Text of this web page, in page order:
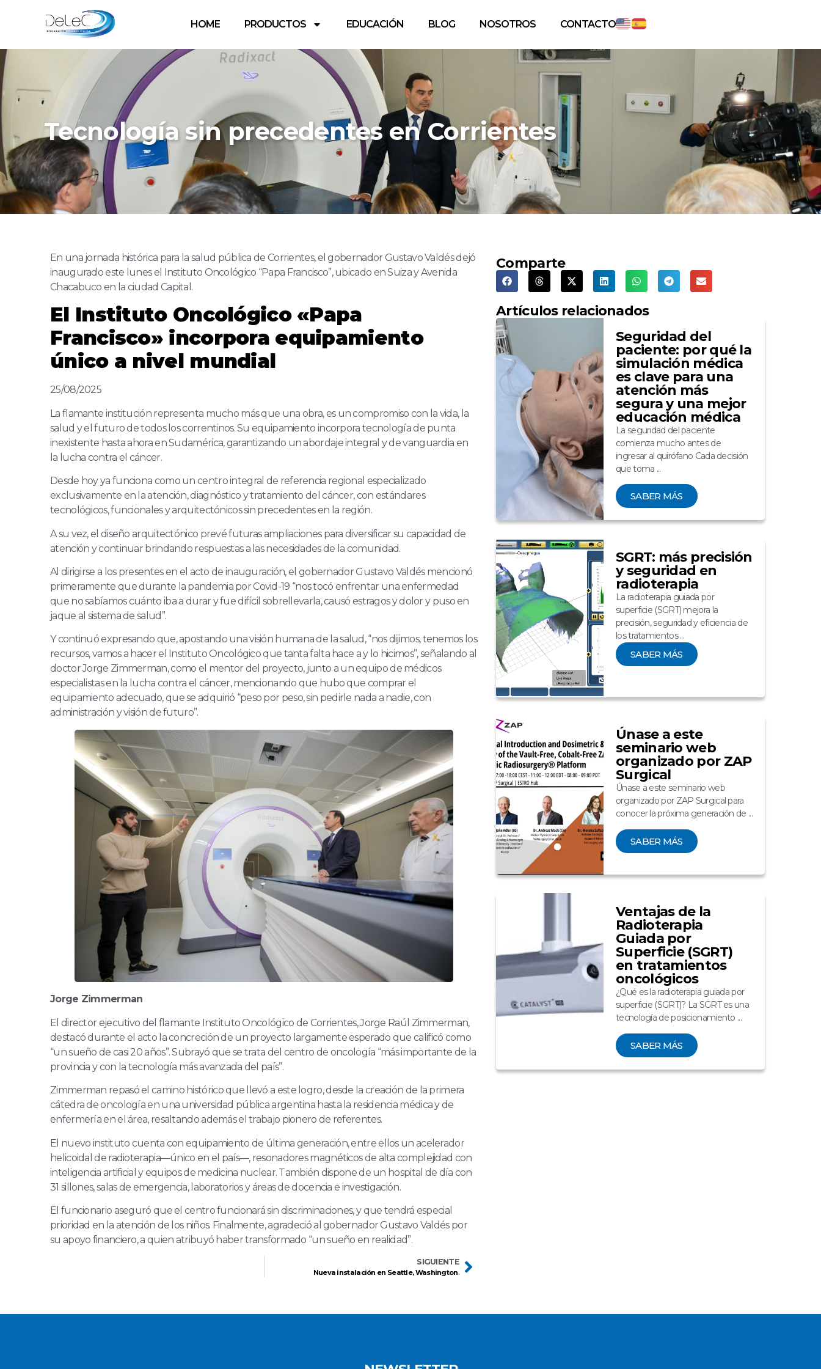
HOME PRODUCTOS EDUCACIÓN BLOG NOSOTROS CONTACTO
Tecnología sin precedentes en Corrientes
En una jornada histórica para la salud pública de Corrientes, el gobernador Gustavo Valdés dejó
inaugurado este lunes el Instituto Oncológico “Papa Francisco”, ubicado en Suiza y Avenida
Chacabuco en la ciudad Capital.
El Instituto Oncológico «Papa
Francisco» incorpora equipamiento
único a nivel mundial
25/08/2025
La flamante institución representa mucho más que una obra, es un compromiso con la vida, la
salud y el futuro de todos los correntinos. Su equipamiento incorpora tecnología de punta
inexistente hasta ahora en Sudamérica, garantizando un abordaje integral y de vanguardia en
la lucha contra el cáncer.
Desde hoy ya funciona como un centro integral de referencia regional especializado
exclusivamente en la atención, diagnóstico y tratamiento del cáncer, con estándares
tecnológicos, funcionales y arquitectónicos sin precedentes en la región.
A su vez, el diseño arquitectónico prevé futuras ampliaciones para diversificar su capacidad de
atención y continuar brindando respuestas a las necesidades de la comunidad.
Al dirigirse a los presentes en el acto de inauguración, el gobernador Gustavo Valdés mencionó
primeramente que durante la pandemia por Covid-19 “nos tocó enfrentar una enfermedad
que no sabíamos cuánto iba a durar y fue difícil sobrellevarla, causó estragos y dolor y puso en
jaque al sistema de salud”.
Y continuó expresando que, apostando una visión humana de la salud, “nos dijimos, tenemos los
recursos, vamos a hacer el Instituto Oncológico que tanta falta hace a y lo hicimos”, señalando al
doctor Jorge Zimmerman, como el mentor del proyecto, junto a un equipo de médicos
especialistas en la lucha contra el cáncer, mencionando que hubo que comprar el
equipamiento adecuado, que se adquirió “peso por peso, sin pedirle nada a nadie, con
administración y visión de futuro”.
Jorge Zimmerman
El director ejecutivo del flamante Instituto Oncológico de Corrientes, Jorge Raúl Zimmerman,
destacó durante el acto la concreción de un proyecto largamente esperado que calificó como
“un sueño de casi 20 años”. Subrayó que se trata del centro de oncología “más importante de la
provincia y con la tecnología más avanzada del país”.
Zimmerman repasó el camino histórico que llevó a este logro, desde la creación de la primera
cátedra de oncología en una universidad pública argentina hasta la residencia médica y de
enfermería en el área, resaltando además el trabajo pionero de referentes.
El nuevo instituto cuenta con equipamiento de última generación, entre ellos un acelerador
helicoidal de radioterapia—único en el país—, resonadores magnéticos de alta complejidad con
inteligencia artificial y equipos de medicina nuclear. También dispone de un hospital de día con
31 sillones, salas de emergencia, laboratorios y áreas de docencia e investigación.
El funcionario aseguró que el centro funcionará sin discriminaciones, y que tendrá especial
prioridad en la atención de los niños. Finalmente, agradeció al gobernador Gustavo Valdés por
su apoyo financiero, a quien atribuyó haber transformado “un sueño en realidad”.
SIGUIENTE
Nueva instalación en Seattle, Washington.
Comparte
Artículos relacionados
Seguridad del
paciente: por qué la
simulación médica
es clave para una
atención más
segura y una mejor
educación médica
La seguridad del paciente
comienza mucho antes de
ingresar al quirófano Cada decisión
que toma ...
SABER MÁS
SGRT: más precisión
y seguridad en
radioterapia
La radioterapia guiada por
superficie (SGRT) mejora la
precisión, seguridad y eficiencia de
los tratamientos ...
SABER MÁS
Únase a este
seminario web
organizado por ZAP
Surgical
Únase a este seminario web
organizado por ZAP Surgical para
conocer la próxima generación de ...
SABER MÁS
Ventajas de la
Radioterapia
Guiada por
Superficie (SGRT)
en tratamientos
oncológicos
¿Qué es la radioterapia guiada por
superficie (SGRT)? La SGRT es una
tecnología de posicionamiento ...
SABER MÁS